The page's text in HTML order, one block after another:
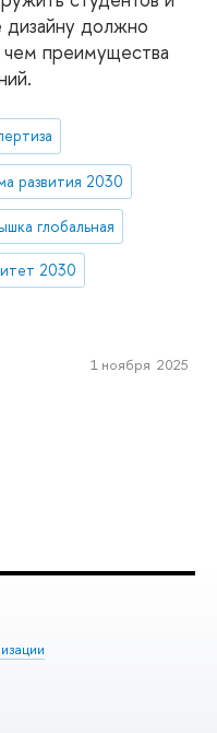
дизайну должно
чем преимущества
развития 2030
глобальная
2030
1 ноября 2025